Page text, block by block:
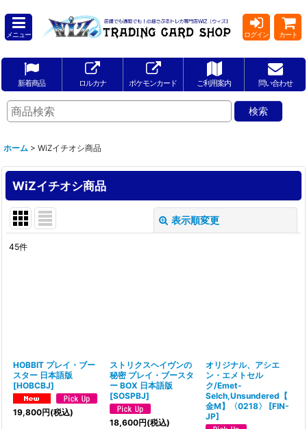
メニュー ログイン カート
新着商品 ロルカナ ポケモンカード ご利用案内 問い合わせ
ホーム > WiZイチオシ商品
WiZイチオシ商品
表示順変更
45件
HOBBIT プレイ・ブー
スター 日本語版
[HOBCBJ]
19,800円(税込)
ストリクスヘイヴンの
秘密 プレイ・ブースタ
ー BOX 日本語版
[SOSPBJ]
18,600円(税込)
オリジナル、アシエ
ン・エメトセル
ク/Emet-
Selch,Unsundered【
金M】〈0218〉
[FIN-
JP]